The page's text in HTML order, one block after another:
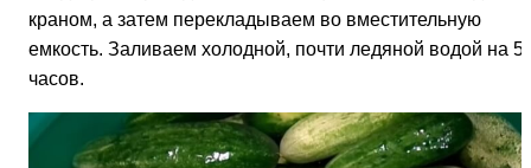
краном, а затем перекладываем во вместительную
емкость. Заливаем холодной, почти ледяной водой на 5
часов.